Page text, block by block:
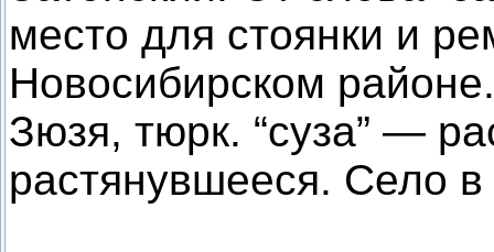
место для стоянки и
Новосибирском районе.
Зюзя, тюрк. “суза” —
растянувшееся. Село